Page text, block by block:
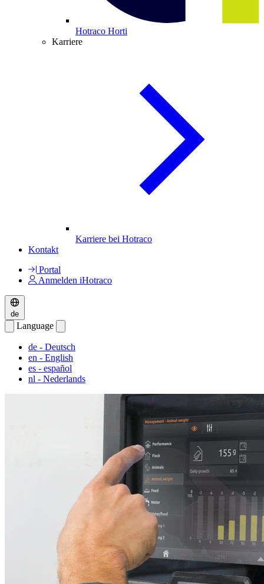
Hotraco Horti
Karriere
Karriere bei Hotraco
Kontakt
Portal
Anmelden iHotraco
de
Language
de - Deutsch
en - English
es - español
nl - Nederlands